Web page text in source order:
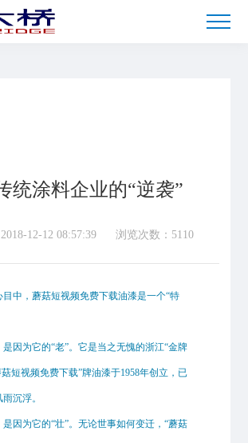
统涂料企业的“逆袭”
12-12 08:57:39 浏览次数：5110
中，蘑菇短视频免费下载油漆是一个“特
因为它的“老”。它是当之无愧的浙江“金牌
短视频免费下载”牌油漆于1958年创立，已
沉浮。
因为它的“壮”。无论世事如何变迁，“蘑菇